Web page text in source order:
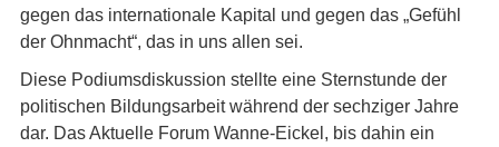
gegen das internationale Kapital und gegen das „Gefühl
der Ohnmacht“, das in uns allen sei.
Diese Podiumsdiskussion stellte eine Sternstunde der
politischen Bildungsarbeit während der sechziger Jahre
dar. Das Aktuelle Forum Wanne-Eickel, bis dahin ein